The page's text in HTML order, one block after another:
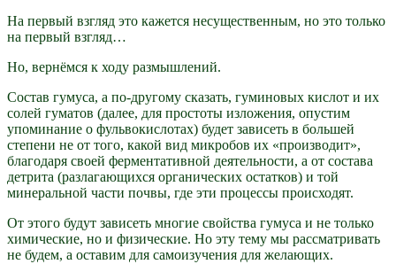
На первый взгляд это кажется несущественным, но это только
на первый взгляд…
Но, вернёмся к ходу размышлений.
Состав гумуса, а по-другому сказать, гуминовых кислот и их
солей гуматов (далее, для простоты изложения, опустим
упоминание о фульвокислотах) будет зависеть в большей
степени не от того, какой вид микробов их «производит»,
благодаря своей ферментативной деятельности, а от состава
детрита (разлагающихся органических остатков) и той
минеральной части почвы, где эти процессы происходят.
От этого будут зависеть многие свойства гумуса и не только
химические, но и физические. Но эту тему мы рассматривать
не будем, а оставим для самоизучения для желающих.